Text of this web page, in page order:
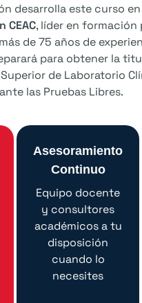
desarrolla este curso en
CEAC, líder en formación
de 75 años de
para obtener la
de Laboratorio
las Pruebas Libres.
Asesoramiento
Continuo
Equipo docente
y consultores
académicos a tu
disposición
cuando lo
necesites